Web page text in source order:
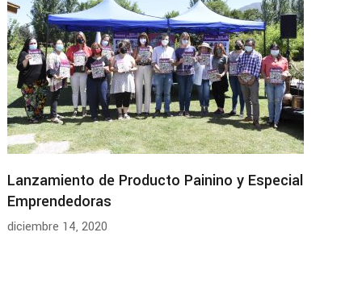
Lanzamiento de Producto Painino y Especial
Emprendedoras
diciembre 14, 2020